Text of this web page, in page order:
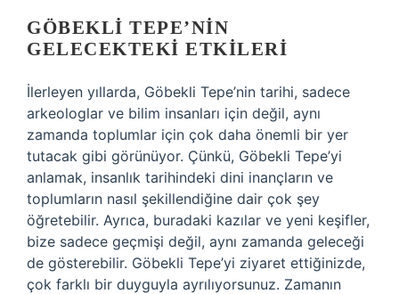
GÖBEKLI TEPE’NIN
GELECEKTEKI ETKILERI
İlerleyen yıllarda, Göbekli Tepe’nin tarihi, sadece
arkeologlar ve bilim insanları için değil, aynı
zamanda toplumlar için çok daha önemli bir yer
tutacak gibi görünüyor. Çünkü, Göbekli Tepe’yi
anlamak, insanlık tarihindeki dini inançların ve
toplumların nasıl şekillendiğine dair çok şey
öğretebilir. Ayrıca, buradaki kazılar ve yeni keşifler,
bize sadece geçmişi değil, aynı zamanda geleceği
de gösterebilir. Göbekli Tepe’yi ziyaret ettiğinizde,
çok farklı bir duyguyla ayrılıyorsunuz. Zamanın